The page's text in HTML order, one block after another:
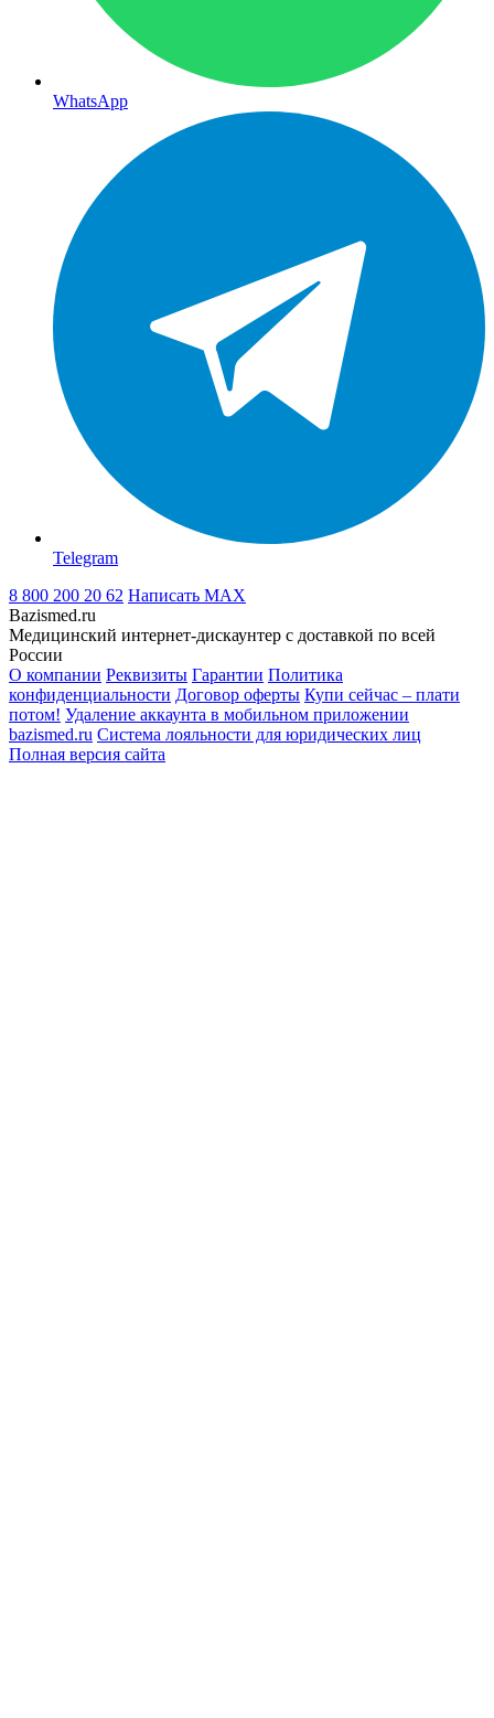
WhatsApp
Telegram
8 800 200 20 62 Написать MAX
Bazismed.ru
Медицинский интернет-дискаунтер с доставкой по всей
России
О компании Реквизиты Гарантии Политика
конфиденциальности Договор оферты Купи сейчас – плати
потом! Удаление аккаунта в мобильном приложении
bazismed.ru Система лояльности для юридических лиц
Полная версия сайта